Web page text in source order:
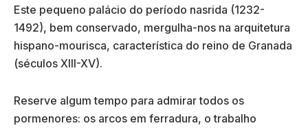
Este pequeno palácio do período nasrida (1232-
1492), bem conservado, mergulha-nos na arquitetura
hispano-mourisca, característica do reino de Granada
(séculos XIII-XV).
Reserve algum tempo para admirar todos os
pormenores: os arcos em ferradura, o trabalho